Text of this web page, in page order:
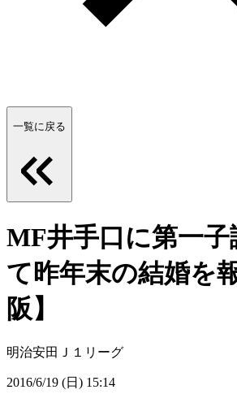
一覧に戻る
MF井手口に第一子
て昨年末の結婚を
阪】
明治安田Ｊ１リーグ
2016/6/19 (日) 15:14